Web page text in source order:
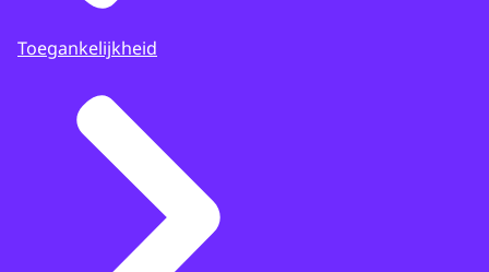
Toegankelijkheid